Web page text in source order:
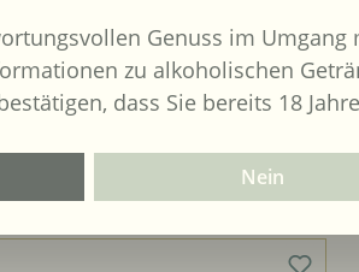
Genuss im Umgang
zu alkoholischen
dass Sie bereits 18
Nein